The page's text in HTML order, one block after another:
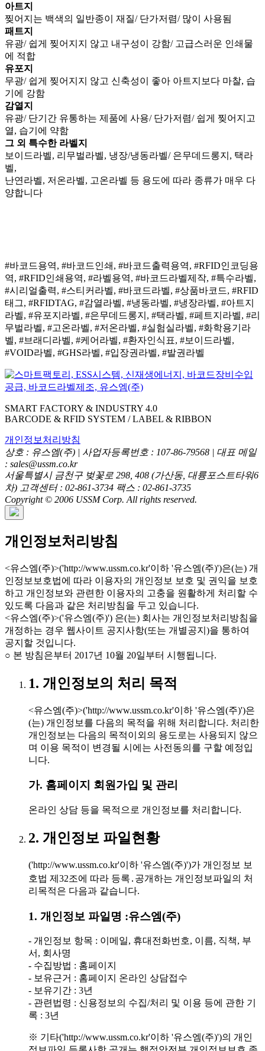
아트지
찢어지는 백색의 일반종이 재질/ 단가저렴/ 많이 사용됨
패트지
유광/ 쉽게 찢어지지 않고 내구성이 강함/ 고급스러운 인쇄물
에 적합
유포지
무광/ 쉽게 찢어지지 않고 신축성이 좋아 아트지보다 마찰, 습
기에 강함
감열지
유광/ 단기간 유통하는 제품에 사용/ 단가저렴/ 쉽게 찢어지고
열, 습기에 약함
그 외 특수한 라벨지
보이드라벨, 리무벌라벨, 냉장/냉동라벨/ 은무데드롱지, 택라
벨,
난연라벨, 저온라벨, 고온라벨 등 용도에 따라 종류가 매우 다
양합니다
#바코드용역, #바코드인쇄, #바코드출력용역, #RFID인코딩용
역, #RFID인쇄용역, #라벨용역, #바코드라벨제작, #특수라벨,
#시리얼출력, #스티커라벨, #바코드라벨, #상품바코드, #RFID
태그, #RFIDTAG, #감열라벨, #냉동라벨, #냉장라벨, #아트지
라벨, #유포지라벨, #은무데드롱지, #택라벨, #페트지라벨, #리
무벌라벨, #고온라벨, #저온라벨, #실험실라벨, #화학용기라
벨, #브래디라벨, #케어라벨, #환자인식표, #보이드라벨,
#VOID라벨, #GHS라벨, #입장권라벨, #발권라벨
SMART FACTORY & INDUSTRY 4.0
BARCODE & RFID SYSTEM / LABEL & RIBBON
개인정보처리방침
상호 : 유스엠(주) | 사업자등록번호 : 107-86-79568 | 대표 메일
: sales@ussm.co.kr
서울특별시 금천구 벚꽃로 298, 408 (가산동, 대륭포스트타워6
차) 고객센터 : 02-861-3734 팩스 : 02-861-3735
Copyright © 2006 USSM Corp. All rights reserved.
개인정보처리방침
<유스엠(주)>('http://www.ussm.co.kr'이하 '유스엠(주)')은(는) 개
인정보보호법에 따라 이용자의 개인정보 보호 및 권익을 보호
하고 개인정보와 관련한 이용자의 고충을 원활하게 처리할 수
있도록 다음과 같은 처리방침을 두고 있습니다.
<유스엠(주)>('유스엠(주)') 은(는) 회사는 개인정보처리방침을
개정하는 경우 웹사이트 공지사항(또는 개별공지)을 통하여
공지할 것입니다.
○ 본 방침은부터 2017년 10월 20일부터 시행됩니다.
1. 개인정보의 처리 목적
<유스엠(주)>('http://www.ussm.co.kr'이하 '유스엠(주)')은
(는) 개인정보를 다음의 목적을 위해 처리합니다. 처리한
개인정보는 다음의 목적이외의 용도로는 사용되지 않으
며 이용 목적이 변경될 시에는 사전동의를 구할 예정입
니다.
가. 홈페이지 회원가입 및 관리
온라인 상담 등을 목적으로 개인정보를 처리합니다.
2. 개인정보 파일현황
('http://www.ussm.co.kr'이하 '유스엠(주)')가 개인정보 보
호법 제32조에 따라 등록․공개하는 개인정보파일의 처
리목적은 다음과 같습니다.
1. 개인정보 파일명 :유스엠(주)
- 개인정보 항목 : 이메일, 휴대전화번호, 이름, 직책, 부
서, 회사명
- 수집방법 : 홈페이지
- 보유근거 : 홈페이지 온라인 상담접수
- 보유기간 : 3년
- 관련법령 : 신용정보의 수집/처리 및 이용 등에 관한 기
록 : 3년
※ 기타('http://www.ussm.co.kr'이하 '유스엠(주)')의 개인